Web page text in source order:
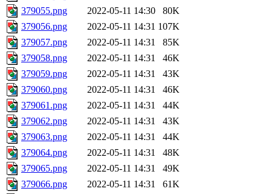
379055.png
2022-05-11 14:30
80K
379056.png
2022-05-11 14:31 107K
379057.png
2022-05-11 14:31
85K
379058.png
2022-05-11 14:31
46K
379059.png
2022-05-11 14:31
43K
379060.png
2022-05-11 14:31
46K
379061.png
2022-05-11 14:31
44K
379062.png
2022-05-11 14:31
43K
379063.png
2022-05-11 14:31
44K
379064.png
2022-05-11 14:31
48K
379065.png
2022-05-11 14:31
49K
379066.png
2022-05-11 14:31
61K